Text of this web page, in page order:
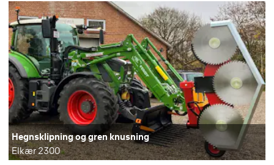
Hegnsklipning og gren knusning
Elkær 2300